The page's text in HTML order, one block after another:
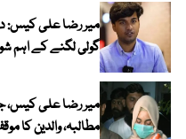
میر رضا علی کیس:
گولی لگنے کے اہم
میر رضا علی کیس،
مطالبہ، والدین کا